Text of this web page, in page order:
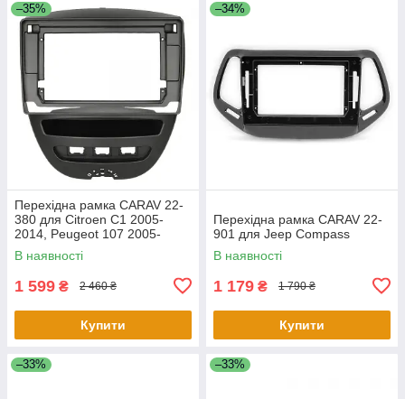
–35%
Перехідна рамка CARAV 22-
380 для Citroen C1 2005-
2014, Peugeot 107 2005-
2014, Toyota Aygo 2005-2014
В наявності
1 599 ₴ 2 460 ₴
Купити
–34%
Перехідна рамка CARAV 22-
901 для Jeep Compass
В наявності
1 179 ₴ 1 790 ₴
Купити
–33% –33%